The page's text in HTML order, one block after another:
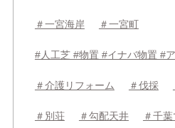
＃一宮海岸 ＃一宮町
#人工芝 #物置 #イナバ物置 #
＃介護リフォーム ＃伐採
＃別荘 ＃勾配天井 ＃千